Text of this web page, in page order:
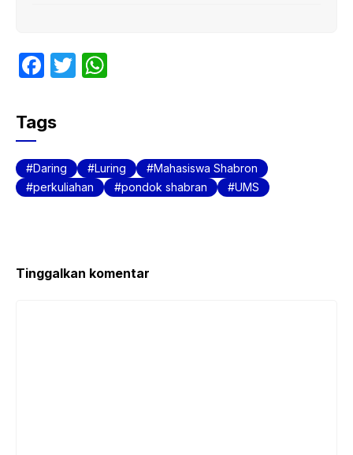
F
c
e
b
o
T
A
p
Tags
Daring Luring
Mahasiswa Shabron
perkuliahan
pondok shabran UMS
Tinggalkan komentar